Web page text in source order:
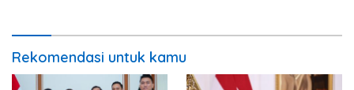
Rekomendasi untuk kamu